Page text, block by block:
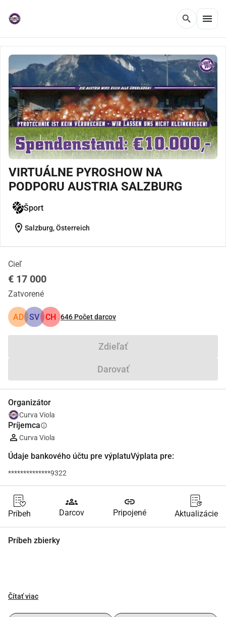
search menu
VIRTUÁLNE PYROSHOW NA
PODPORU AUSTRIA SALZBURG
Šport
location_on Salzburg, Österreich
Cieľ
€ 17 000
Zatvorené
AD SV CH 646 Počet darcov
Zdieľať
Darovať
Organizátor
Curva Viola
Príjemcainfo
Curva Viola
Údaje bankového účtu pre výplatuVýplata pre:
**************9322
Príbeh
groups
Darcov
link
Pripojené Aktualizácie
Príbeh zbierky
Čítať viac